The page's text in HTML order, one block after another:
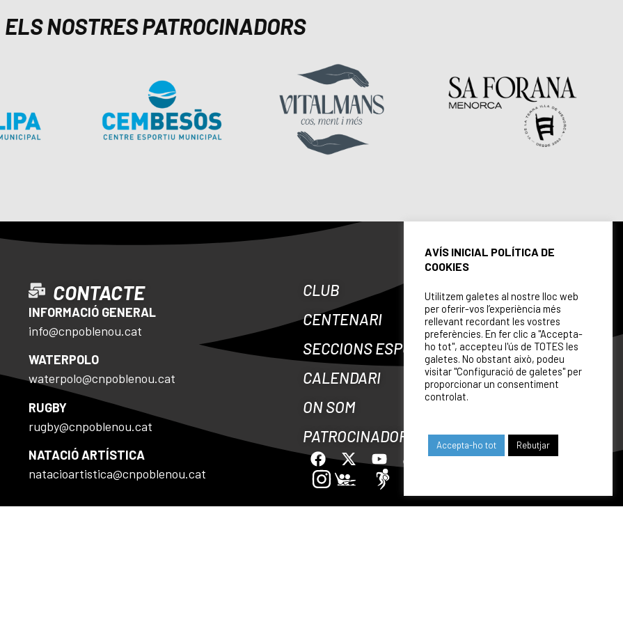
ELS NOSTRES PATROCINADORS
CONTACTE
INFORMACIÓ GENERAL
info@cnpoblenou.cat
WATERPOLO
waterpolo@cnpoblenou.cat
RUGBY
rugby@cnpoblenou.cat
NATACIÓ ARTÍSTICA
natacioartistica@cnpoblenou.cat
CLUB
CENTENARI
SECCIONS ESPORTIVES
CALENDARI
ON SOM
PATROCINADORS
AVÍS INICIAL POLÍTICA DE
COOKIES
Utilitzem galetes al nostre lloc web
per oferir-vos l’experiència més
rellevant recordant les vostres
preferències. En fer clic a "Accepta-
ho tot", accepteu l'ús de TOTES les
galetes. No obstant això, podeu
visitar "Configuració de galetes" per
proporcionar un consentiment
controlat.
Accepta-ho tot Rebutjar